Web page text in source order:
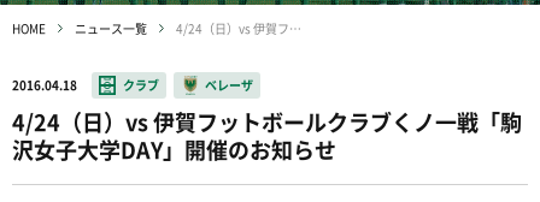
HOME ニュース一覧 4/24（日）vs 伊賀フットボールクラブくノ一戦「駒沢女子大学DAY」開催のお知らせ
2016.04.18 クラブ ベレーザ
4/24（日）vs 伊賀フットボールクラブくノ一戦「駒
沢女子大学DAY」開催のお知らせ